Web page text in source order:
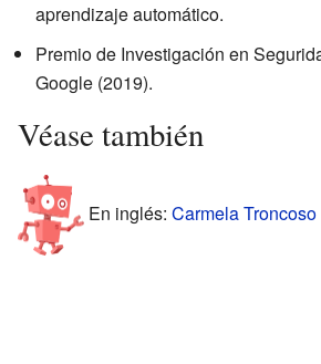
aprendizaje automático.
Premio de Investigación en
Google (2019).
Véase también
En inglés: Carmela